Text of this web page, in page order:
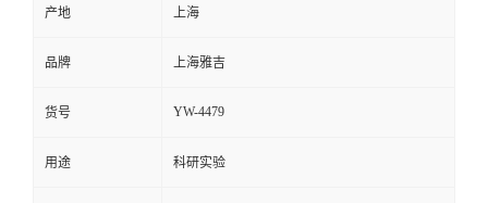
产地 上海
品牌 上海雅吉
货号 YW-4479
用途 科研实验